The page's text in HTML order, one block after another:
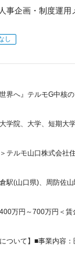
人事企画・制度
し
世界へ』テルモG中核
学院、大学、短期大
テルモ山口株式会社
駅(山口県)、周防佐山
万円～700万円＜
について】■事業内容